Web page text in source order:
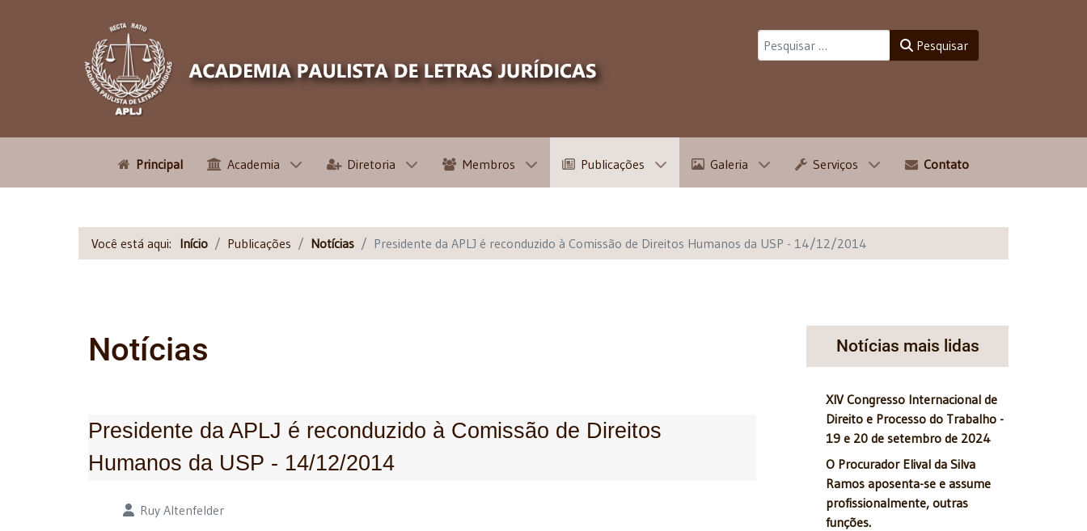
Pesquisar
Principal Academia Diretoria Membros Publicações Galeria Serviços Contato
Você está aqui: Início Publicações Notícias Presidente da APLJ é reconduzido à Comissão de Direitos Humanos da USP - 14/12/2014
Notícias
Presidente da APLJ é reconduzido à Comissão de Direitos
Humanos da USP - 14/12/2014
Detalhes Ruy Altenfelder
Notícias mais lidas
XIV Congresso Internacional de
Direito e Processo do Trabalho -
19 e 20 de setembro de 2024
O Procurador Elival da Silva
Ramos aposenta-se e assume
profissionalmente, outras
funções.